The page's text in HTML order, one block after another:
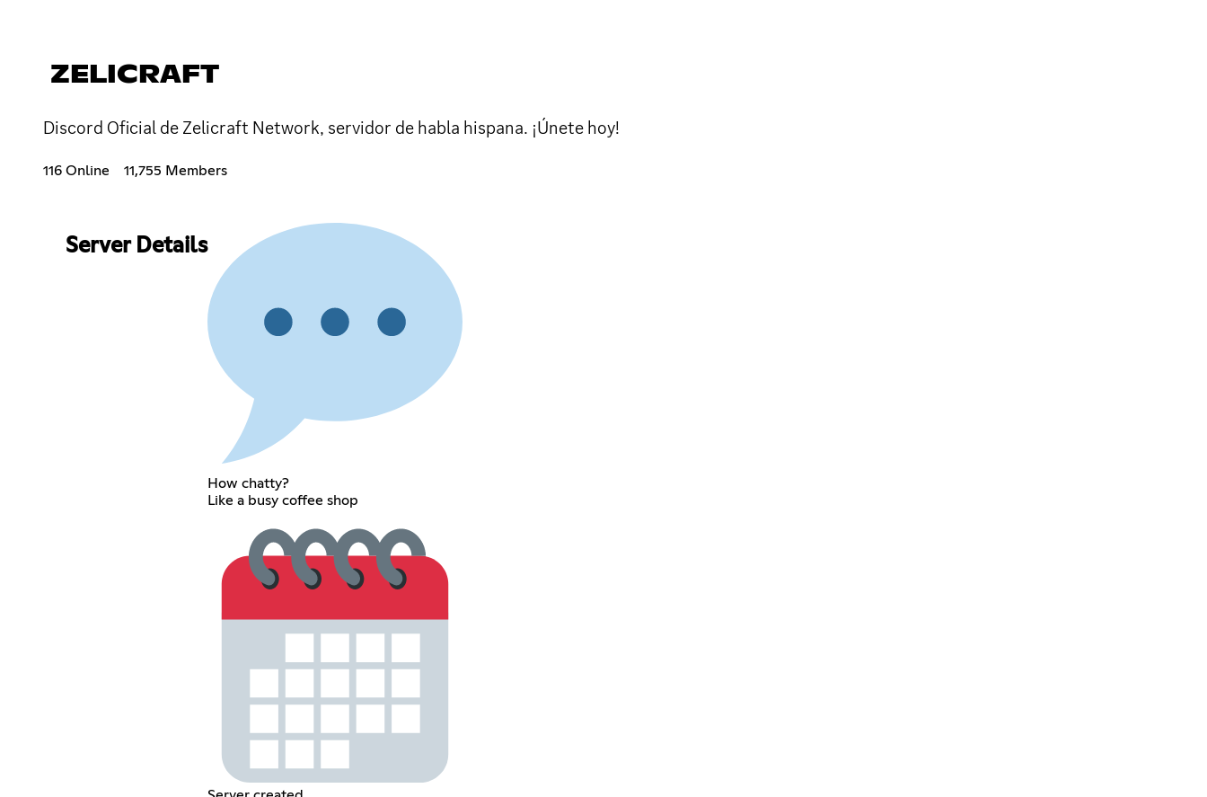
ZELICRAFT
Discord Oficial de Zelicraft Network, servidor de habla hispana. ¡Únete hoy!
116 Online 11,755 Members
Server Details
How chatty?
Like a busy coffee shop